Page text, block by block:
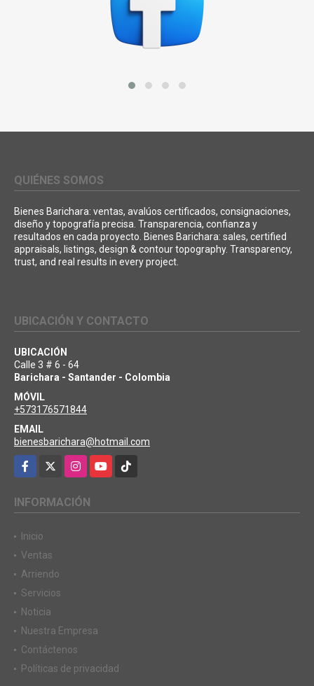
QUIÉNES SOMOS
Bienes Barichara: ventas, avalúos certificados, consignaciones,
diseño y topografía precisa. Transparencia, confianza y
resultados en cada proyecto. Bienes Barichara: sales, certified
appraisals, listings, design & contour topography. Transparency,
trust, and real results in every project.
UBICACIÓN Y CONTACTO
UBICACIÓN
Calle 3 # 6 - 64
Barichara - Santander - Colombia
MÓVIL
+573176571844
EMAIL
bienesbarichara@hotmail.com
Facebook
InstagramYouTubeTikTok
INFORMACIÓN
Inicio
Ventas
Arriendo
Servicios
Noticia
Nuestra Empresa
Contáctenos
Políticas de privacidad